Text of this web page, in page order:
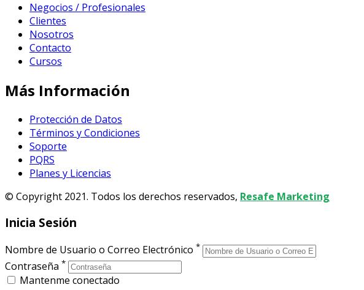
Negocios / Profesionales
Clientes
Nosotros
Contacto
Cursos
Más Información
Protección de Datos
Términos y Condiciones
Soporte
PQRS
Planes y Licencias
© Copyright 2021. Todos los derechos reservados, Resafe Marketing
Inicia Sesión
Nombre de Usuario o Correo Electrónico *
Contraseña *
Mantenme conectado